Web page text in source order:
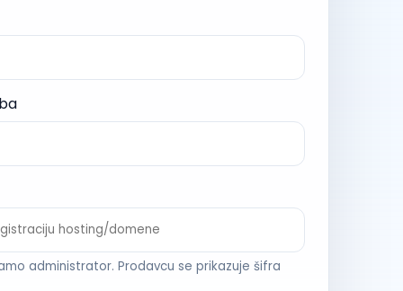
administrator. Prodavcu se prikazuje šifra